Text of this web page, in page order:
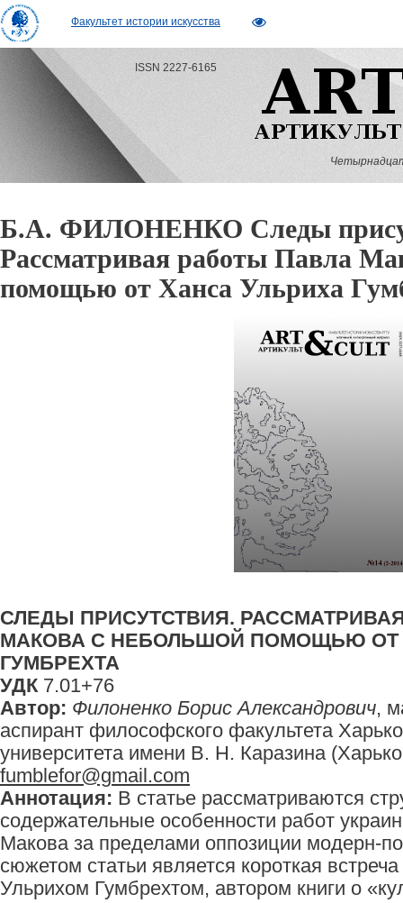
Факультет истории искусства
ISSN 2227-6165
Б.А. ФИЛОНЕНКО Следы
Рассматривая работы Павла
помощью от Ханса Ульриха
СЛЕДЫ ПРИСУТСТВИЯ.
МАКОВА С НЕБОЛЬШОЙ ПОМОЩЬЮ ОТ
ГУМБРЕХТА
УДК7.01+76
Автор: Филоненко Борис Александрович,
аспирант философского факультета
университета имени В. Н. Каразина
fumblefor@gmail.com
Аннотация: В статье рассматриваются
содержательные особенности работ
Макова за пределами оппозиции модерн-
сюжетом статьи является короткая
Ульрихом Гумбрехтом, автором книги о